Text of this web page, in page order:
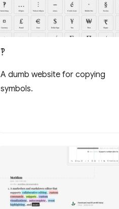
‽
A dumb website for copying
symbols.